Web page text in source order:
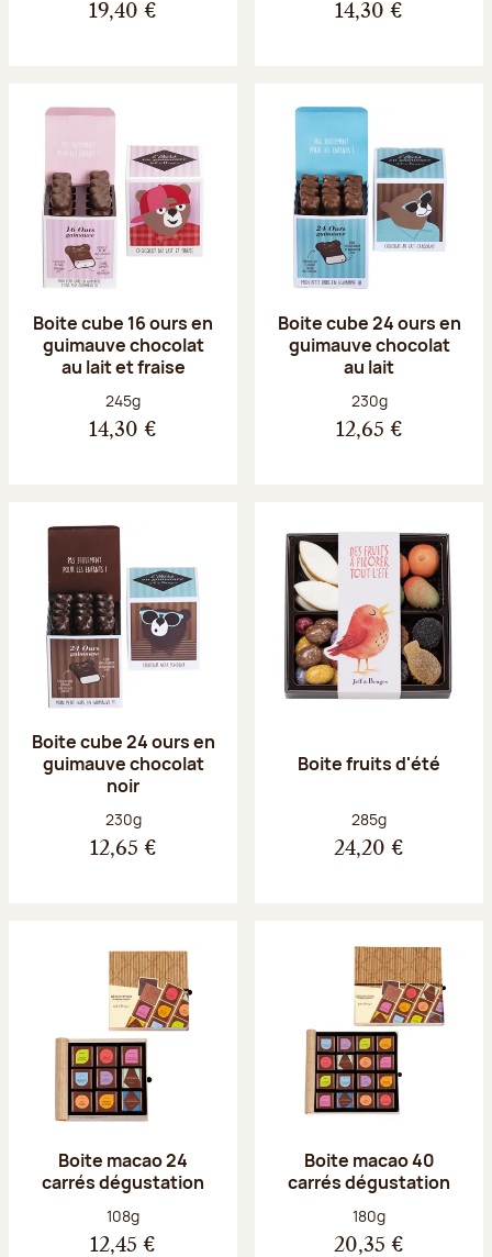
19,40 € 14,30 €
Boite cube 16 ours en
guimauve chocolat
au lait et fraise
Poids net :
245g
14,30 €
Boite cube 24 ours en
guimauve chocolat
au lait
Poids net :
230g
12,65 €
Boite cube 24 ours en
guimauve chocolat
noir
Poids net :
230g
12,65 €
Boite fruits d'été
Poids net :
285g
24,20 €
Boite macao 24
carrés dégustation
Poids net :
108g
12,45 €
Boite macao 40
carrés dégustation
Poids net :
180g
20,35 €